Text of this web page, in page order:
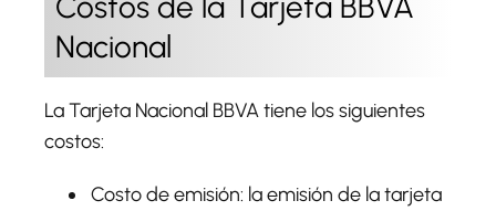
Nacional
La Tarjeta Nacional BBVA tiene los siguientes
costos:
Costo de emisión: la emisión de la tarjeta